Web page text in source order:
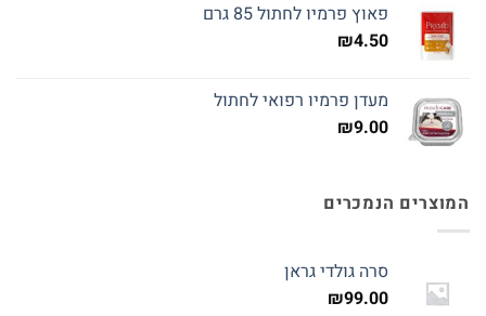
פאוץ פרמיו לחתול 85 גרם
₪4.50
מעדן פרמיו רפואי לחתול
₪9.00
המוצרים הנמכרים
סרה גולדי גראן
₪99.00